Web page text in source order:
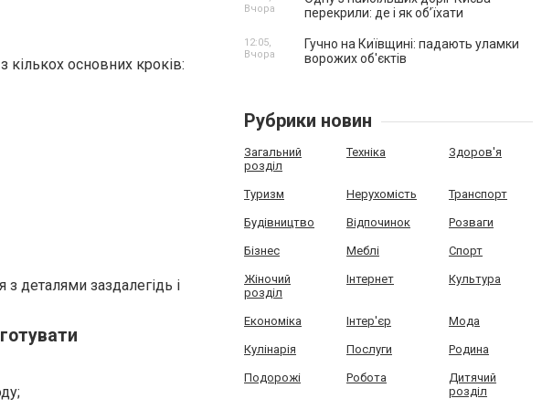
основних кроків:
деталями заздалегідь і
перекрили: де і як об’їхати
Вчора
Гучно на Київщині: падають уламки
ворожих об'єктів
12:05,
Вчора
Рубрики новин
Загальний
розділ
Техніка Здоров'я
Туризм Нерухомість Транспорт
Будівництво Відпочинок Розваги
Бізнес Меблі Спорт
Жіночий
розділ
Інтернет Культура
Економіка Інтер'єр Мода
Кулінарія Послуги Родина
Подорожі Робота
Дитячий
розділ